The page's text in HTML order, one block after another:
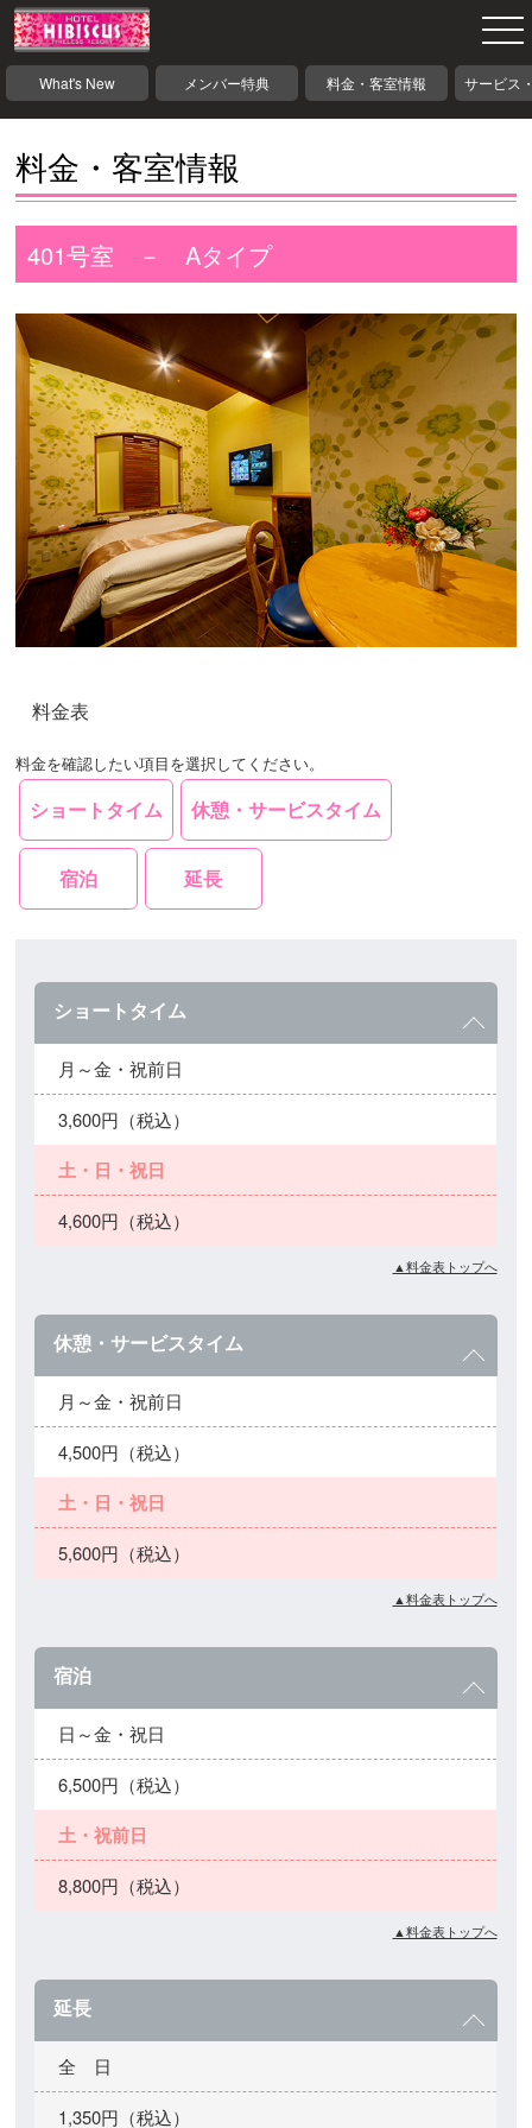
What's New メンバー特典 料金・客室情報 サービス
料金・客室情報
401号室 － Aタイプ
料金表
料金を確認したい項目を選択してください。
ショートタイム 休憩・サービスタイム
宿泊 延長
ショートタイム
月～金・祝前日
3,600円（税込）
土・日・祝日
4,600円（税込）
▲料金表トップへ
休憩・サービスタイム
月～金・祝前日
4,500円（税込）
土・日・祝日
5,600円（税込）
▲料金表トップへ
宿泊
日～金・祝日
6,500円（税込）
土・祝前日
8,800円（税込）
▲料金表トップへ
延長
全 日
1,350円（税込）